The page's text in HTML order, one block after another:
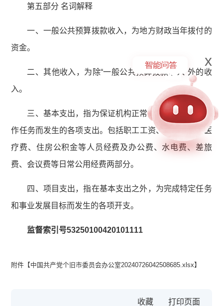
第五部分 名词解释
一、一般公共预算拨款收入，为地方财政当年拨付的
资金。
二、其他收入，为除“一般公共预算拨款收入”外的收
入。
三、基本支出，指为保证机构正常运转、完成曰常工
作任务而发生的各项支出。包括职工工资、离退休费、医
疗费、住房公积金等人员经费及办公费、水电费、差旅
费、会议费等日常公用经费两部分。
四、项目支出，指在基本支出之外，为完成特定任务
和事业发展目标而发生的各项开支。
监督索引号53250100420101111
附件【中国共产党个旧市委员会办公室20240726042508685.xlsx】
收藏
x